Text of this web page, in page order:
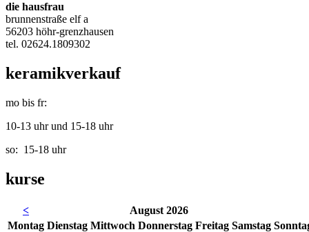
die hausfrau
brunnenstraße elf a
56203 höhr-grenzhausen
tel. 02624.1809302
keramikverkauf
mo bis fr:
10-13 uhr und 15-18 uhr
so: 15-18 uhr
kurse
<
August 2026
Montag Dienstag Mittwoch Donnerstag Freitag Samstag So